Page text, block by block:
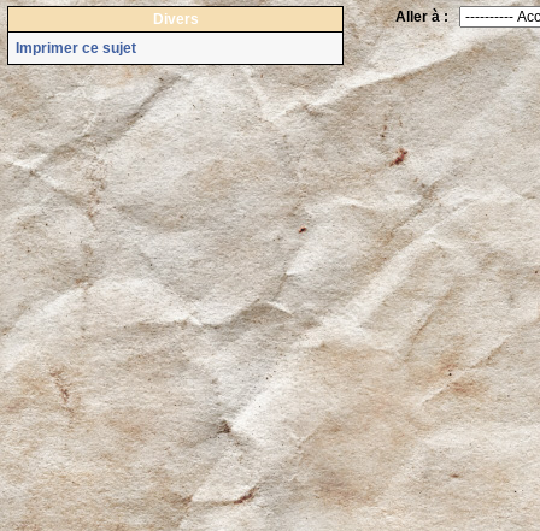
Divers
Imprimer ce sujet
Aller à :